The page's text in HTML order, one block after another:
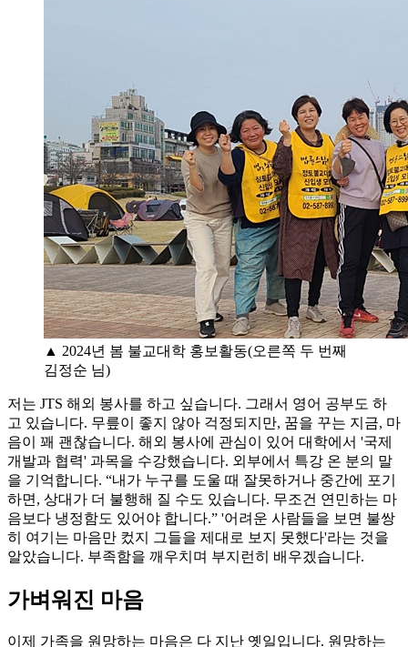
▲ 2024년 봄 불교대학 홍보활동(오른쪽 두 번째
김정순 님)
저는 JTS 해외 봉사를 하고 싶습니다. 그래서 영어 공부도 하
고 있습니다. 무릎이 좋지 않아 걱정되지만, 꿈을 꾸는 지금, 마
음이 꽤 괜찮습니다. 해외 봉사에 관심이 있어 대학에서 '국제
개발과 협력' 과목을 수강했습니다. 외부에서 특강 온 분의 말
을 기억합니다. “내가 누구를 도울 때 잘못하거나 중간에 포기
하면, 상대가 더 불행해 질 수도 있습니다. 무조건 연민하는 마
음보다 냉정함도 있어야 합니다.” '어려운 사람들을 보면 불쌍
히 여기는 마음만 컸지 그들을 제대로 보지 못했다'라는 것을
알았습니다. 부족함을 깨우치며 부지런히 배우겠습니다.
가벼워진 마음
이제 가족을 원망하는 마음은 다 지난 옛일입니다. 원망하는